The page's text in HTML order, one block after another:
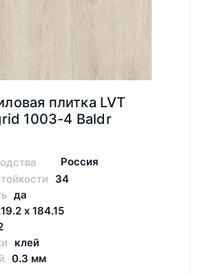
плитка LVT
1003-4 Baldr
Россия
34
да
х 184.15
клей
0.3 мм